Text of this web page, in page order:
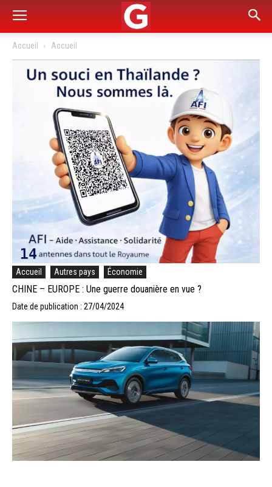
Accueil Accueil
Accueil Autres pays Économie
CHINE – EUROPE : Une guerre douanière en vue ?
Date de publication : 27/04/2024